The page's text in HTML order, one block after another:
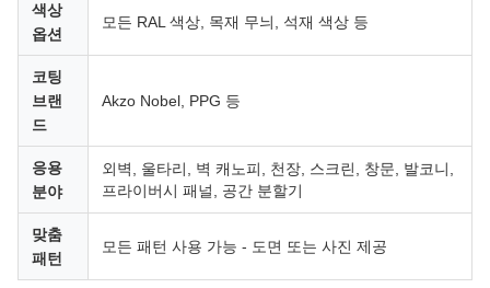
색상
옵션
모든 RAL 색상, 목재 무늬, 석재 색상 등
코팅
브랜
드
Akzo Nobel, PPG 등
응용
분야
외벽, 울타리, 벽 캐노피, 천장, 스크린, 창문, 발코니,
프라이버시 패널, 공간 분할기
맞춤
패턴
모든 패턴 사용 가능 - 도면 또는 사진 제공